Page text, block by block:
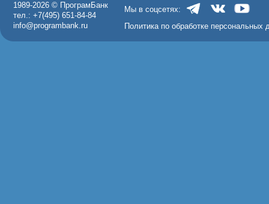
1989-2026 © ПрограмБанк
тел.: +7(495) 651-84-84
info@programbank.ru
Мы в соцсетях:
Политика по обработке персональных